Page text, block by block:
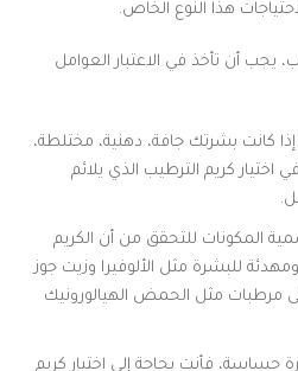
هذا النوع الخاص.
يجب أن تأخذ في الاعتبار العوامل
كانت بشرتك جافة، دهنية، مختلطة،
كريم الترطيب الذي يلائم
المكونات للتحقق من أن الكريم
للبشرة مثل الألوفيرا وزيت جوز
مرطبات مثل الحمض الهيالورونيك
حساسة، فأنت بحاجة إلى اختيار كريم